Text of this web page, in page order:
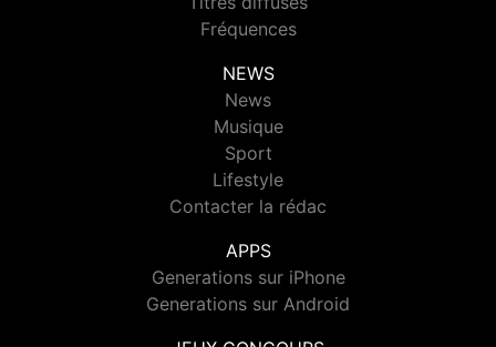
Fréquences
NEWS
News
Musique
Sport
Lifestyle
Contacter la rédac
APPS
Generations sur iPhone
Generations sur Android